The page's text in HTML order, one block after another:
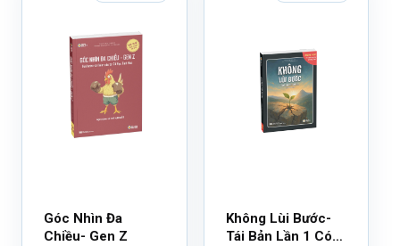
Góc Nhìn Đa
Chiều- Gen Z
Không Lùi Bước-
Tái Bản Lần 1 Có